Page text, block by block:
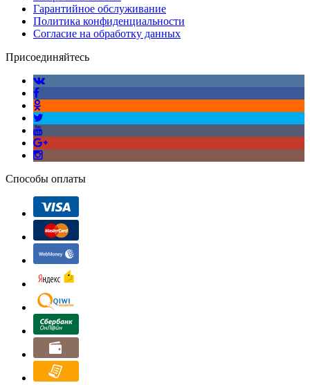
Гарантийное обслуживание
Политика конфиденциальности
Согласие на обработку данных
Присоединяйтесь
Способы оплаты